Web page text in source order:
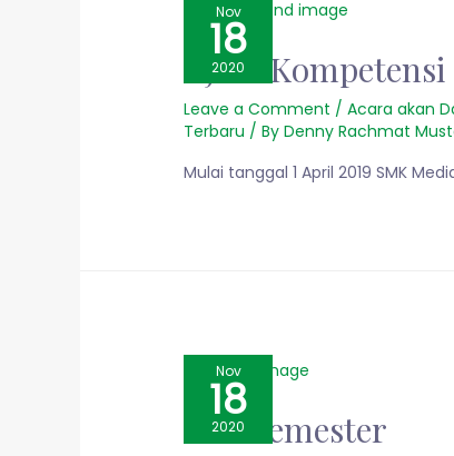
Nov
18
2020
Ujian
Leave a Comment /Acara akan
Terbaru / ByDenny Rachmat
Mulai tanggal 1 April 2019 SMK
Nov
18
2020
Mid Semester